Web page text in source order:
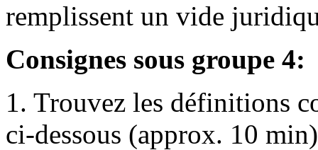
remplissent un vide
Consignes sous groupe 4:
1. Trouvez les définitions
ci-dessous (approx. 10